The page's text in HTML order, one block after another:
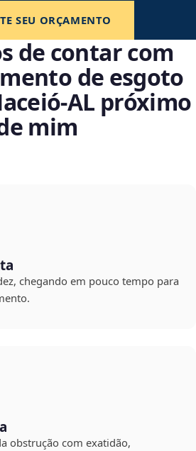
SEU ORÇAMENTO
de contar com
de esgoto
próximo
mim
chegando em pouco tempo para
obstrução com exatidão,